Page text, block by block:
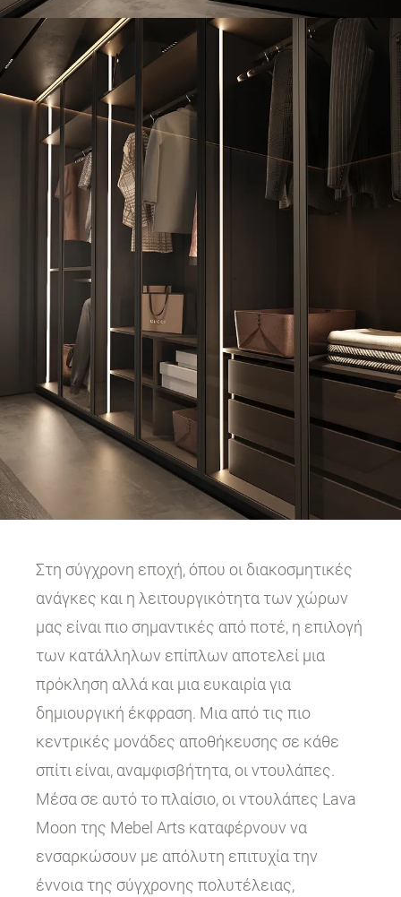
Στη σύγχρονη εποχή, όπου οι διακοσμητικές
ανάγκες και η λειτουργικότητα των χώρων
μας είναι πιο σημαντικές από ποτέ, η επιλογή
των κατάλληλων επίπλων αποτελεί μια
πρόκληση αλλά και μια ευκαιρία για
δημιουργική έκφραση. Μια από τις πιο
κεντρικές μονάδες αποθήκευσης σε κάθε
σπίτι είναι, αναμφισβήτητα, οι ντουλάπες.
Μέσα σε αυτό το πλαίσιο, οι ντουλάπες Lava
Moon της Mebel Arts καταφέρνουν να
ενσαρκώσουν με απόλυτη επιτυχία την
έννοια της σύγχρονης πολυτέλειας,